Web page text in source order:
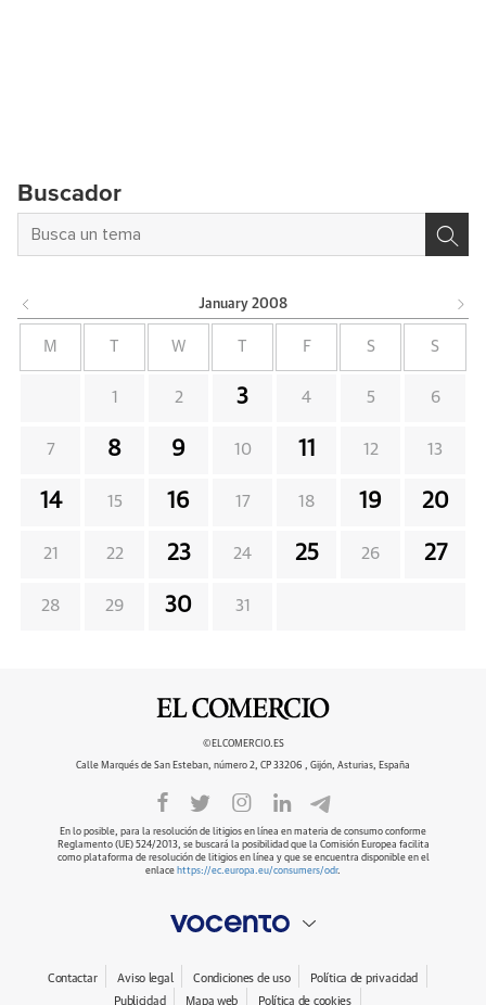
Buscador
January 2008
M W F S S
1 2 3 4 5 6
7 8 9 10 11 12 13
14 15 16 17 18 19 20
21 22 23 24 25 26 27
28 29 30 31
©ELCOMERCIO.ES
Calle Marqués de San Esteban, número 2, CP 33206 , Gijón, Asturias, España
En lo posible, para la resolución de litigios en línea en materia de consumo conforme
Reglamento (UE) 524/2013, se buscará la posibilidad que la Comisión Europea facilita
como plataforma de resolución de litigios en línea y que se encuentra disponible en el
enlace https://ec.europa.eu/consumers/odr.
Contactar Aviso legal Condiciones de uso
Política de privacidad
Publicidad
Mapa web Política de cookies